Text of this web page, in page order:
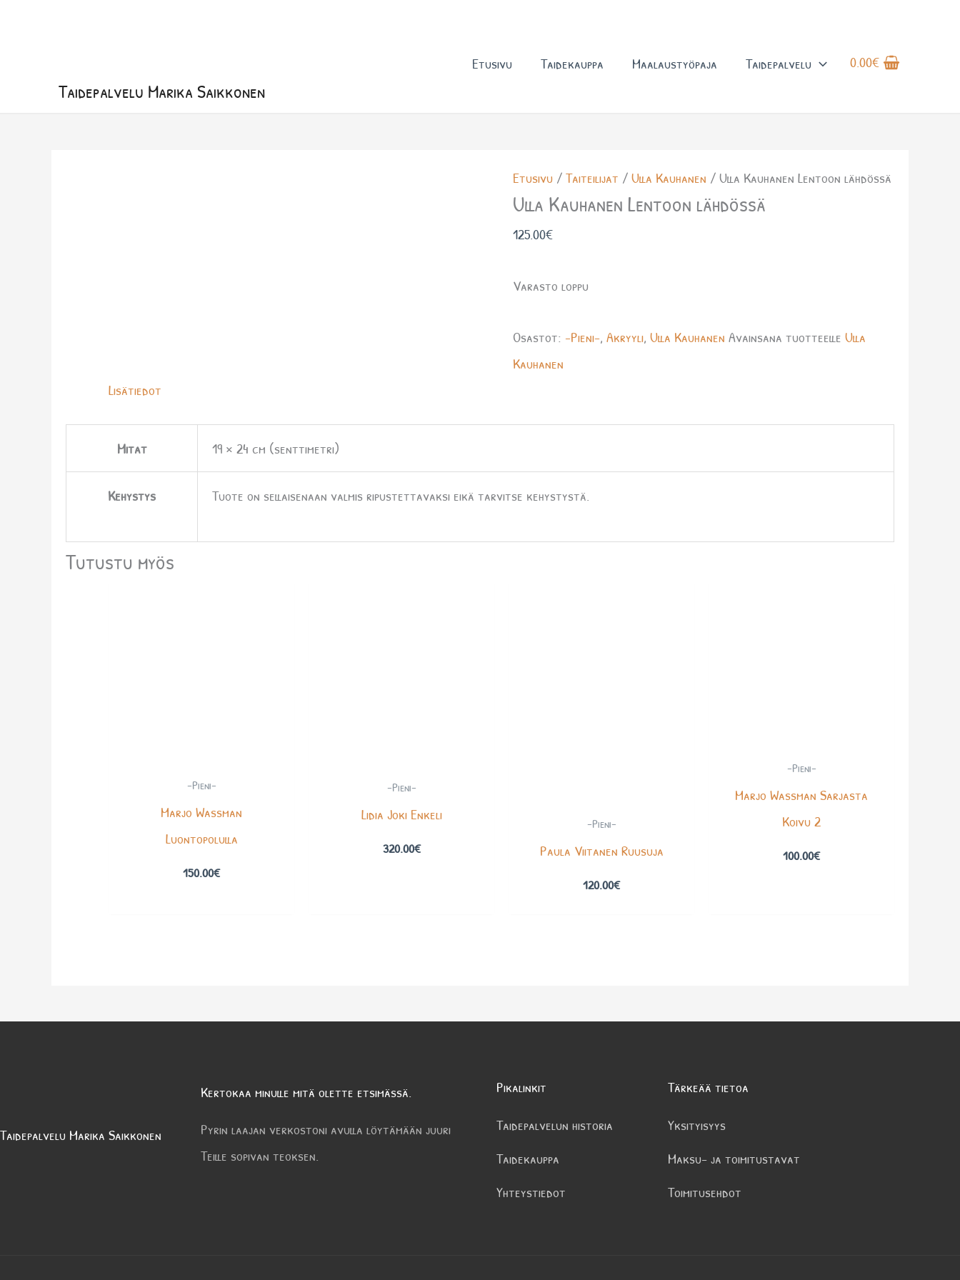
Taidepalvelu Marika Saikkonen
Etusivu Taidekauppa Maalaustyöpaja Taidepalvelu 0.00€
Etusivu /Taiteilijat /Ulla Kauhanen / Ulla Kauhanen Lentoon lähdössä
Ulla Kauhanen Lentoon lähdössä
125.00€
Varasto loppu
Osastot:-Pieni-,Akryyli,Ulla Kauhanen Avainsana tuotteelleUlla
Kauhanen
Lisätiedot
Mitat 19 × 24 cm (senttimetri)
Kehystys Tuote on sellaisenaan valmis ripustettavaksi eikä tarvitse kehystystä.
Tutustu myös
-Pieni-
Marjo Wassman
Luontopolulla
150.00€
-Pieni-
Lidia Joki Enkeli
320.00€
-Pieni-
Paula Viitanen Ruusuja
120.00€
-Pieni-
Marjo Wassman Sarjasta
Koivu 2
100.00€
Taidepalvelu Marika Saikkonen
Kertokaa minulle mitä olette etsimässä.
Pyrin laajan verkostoni avulla löytämään juuri
Teille sopivan teoksen.
Pikalinkit
Taidepalvelun historia
Taidekauppa
Yhteystiedot
Tärkeää tietoa
Yksityisyys
Maksu- ja toimitustavat
Toimitusehdot